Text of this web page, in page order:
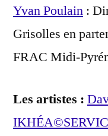
Yvan Poulain :
Grisolles en
FRAC Midi-
Les artistes :